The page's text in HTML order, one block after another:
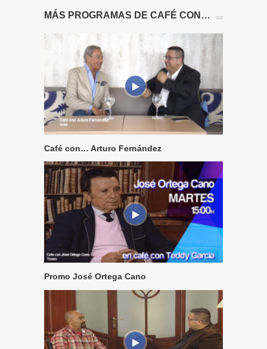
MÁS PROGRAMAS DE CAFÉ CON…
Café con… Arturo Fernández
Promo José Ortega Cano